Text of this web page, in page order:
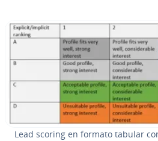
Lead scoring en formato tabular